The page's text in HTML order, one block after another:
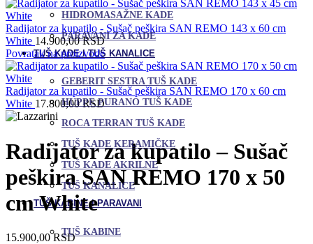
HIDROMASAŽNE KADE
PARAVANI ZA KADE
TUŠ KADE I TUŠ KANALICE
GEBERIT SESTRA TUŠ KADE
HUPPE PURANO TUŠ KADE
ROCA TERRAN TUŠ KADE
TUŠ KADE KERAMIČKE
TUŠ KADE AKRILNE
TUŠ KANALICE
TUŠ KABINE I PARAVANI
TUŠ KABINE
Radijator za kupatilo - Sušač peškira SAN REMO 143 x 60 cm
White 14.900,00RSD
Povratak na proizvode
Radijator za kupatilo - Sušač peškira SAN REMO 170 x 60 cm
White 17.800,00RSD
Radijator za kupatilo – Sušač
peškira SAN REMO 170 x 50
cm White
15.900,00RSD